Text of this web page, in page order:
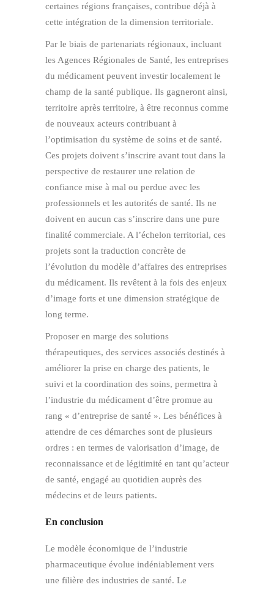
certaines régions françaises, contribue déjà à
cette intégration de la dimension territoriale.
Par le biais de partenariats régionaux, incluant
les Agences Régionales de Santé, les entreprises
du médicament peuvent investir localement le
champ de la santé publique. Ils gagneront ainsi,
territoire après territoire, à être reconnus comme
de nouveaux acteurs contribuant à
l’optimisation du système de soins et de santé.
Ces projets doivent s’inscrire avant tout dans la
perspective de restaurer une relation de
confiance mise à mal ou perdue avec les
professionnels et les autorités de santé. Ils ne
doivent en aucun cas s’inscrire dans une pure
finalité commerciale. A l’échelon territorial, ces
projets sont la traduction concrète de
l’évolution du modèle d’affaires des entreprises
du médicament. Ils revêtent à la fois des enjeux
d’image forts et une dimension stratégique de
long terme.
Proposer en marge des solutions
thérapeutiques, des services associés destinés à
améliorer la prise en charge des patients, le
suivi et la coordination des soins, permettra à
l’industrie du médicament d’être promue au
rang « d’entreprise de santé ». Les bénéfices à
attendre de ces démarches sont de plusieurs
ordres : en termes de valorisation d’image, de
reconnaissance et de légitimité en tant qu’acteur
de santé, engagé au quotidien auprès des
médecins et de leurs patients.
En conclusion
Le modèle économique de l’industrie
pharmaceutique évolue indéniablement vers
une filière des industries de santé. Le